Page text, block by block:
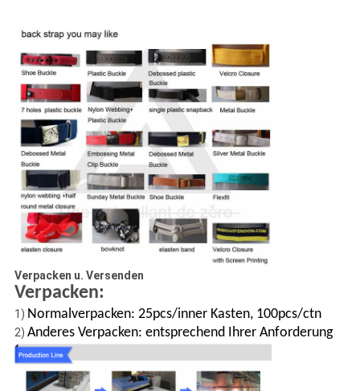
Verpacken u. Versenden
Verpacken:
1) Normalverpacken: 25pcs/inner Kasten, 100pcs/ctn
2) Anderes Verpacken: entsprechend Ihrer Anforderung